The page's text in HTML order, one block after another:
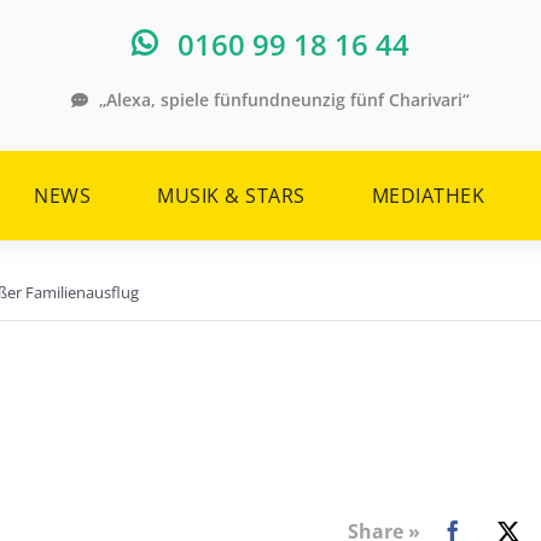
0160 99 18 16 44
„Alexa, spiele fünfundneunzig fünf Charivari“
NEWS MUSIK & STARS MEDIATHEK
Familienausflug
Share »